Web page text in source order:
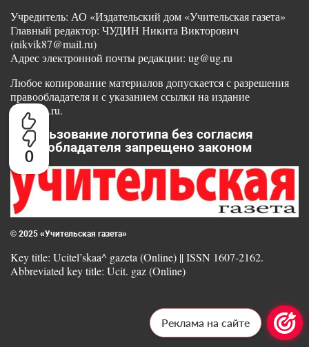
0
Учредитель: АО «Издательский дом «Учительская газета»
Главный редактор: ЧУДИН Никита Викторович
(nikvik87@mail.ru)
Адрес электронной почты редакции: ug@ug.ru
Любое копирование материалов допускается с разрешения
правообладателя и с указанием ссылки на издание
www.ug.ru.
Использование логотипа без согласия
правообладателя запрещено законом
© 2025 «Учительская газета»
Key title: Ucitel’skaa^ gazeta (Online) || ISSN 1607-2162.
Abbreviated key title: Ucit. gaz (Online)
Реклама на сайте